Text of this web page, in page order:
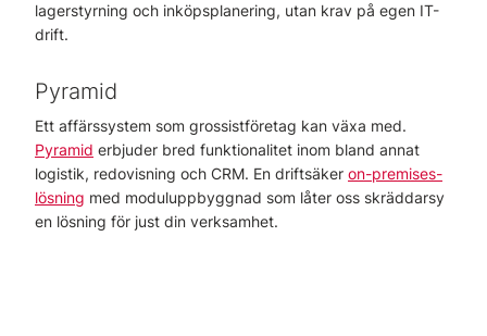
lagerstyrning och inköpsplanering, utan krav på egen IT-
drift.
Pyramid
Ett affärssystem som grossistföretag kan växa med.
Pyramid erbjuder bred funktionalitet inom bland annat
logistik, redovisning och CRM. En driftsäker on-premises-
lösning med moduluppbyggnad som låter oss skräddarsy
en lösning för just din verksamhet.